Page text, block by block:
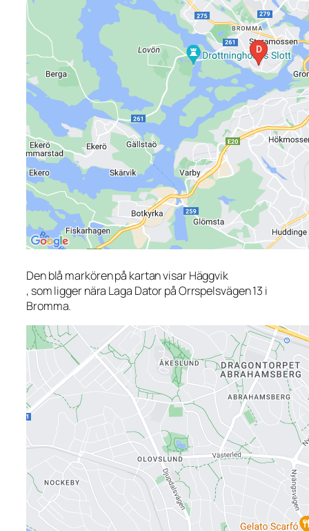
Den blå markören på kartan visar Häggvik
, som ligger nära Laga Dator på Orrspelsvägen 13 i
Bromma.